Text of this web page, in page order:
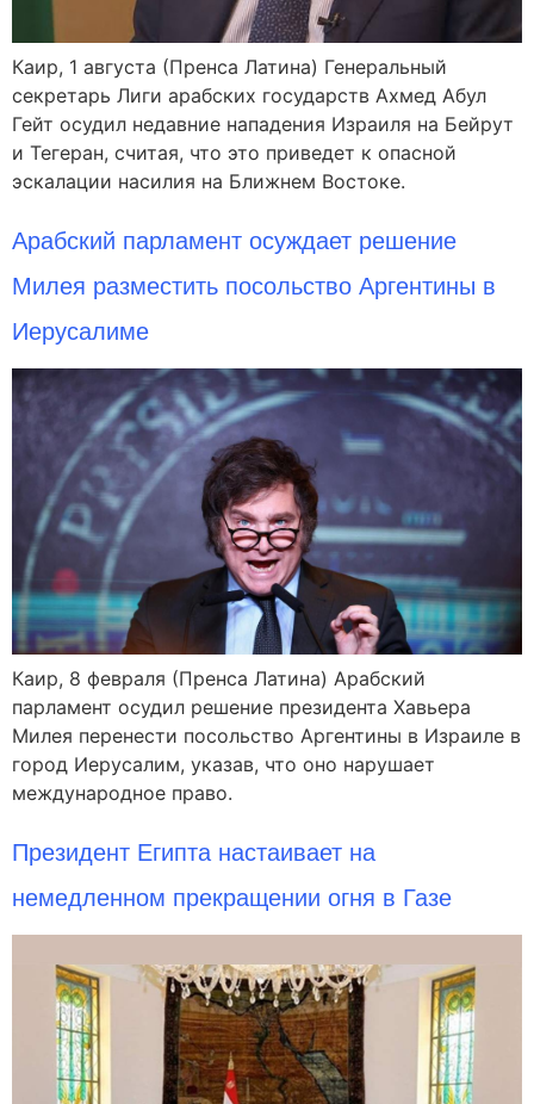
Каир, 1 августа (Пренса Латина) Генеральный
секретарь Лиги арабских государств Ахмед Абул
Гейт осудил недавние нападения Израиля на Бейрут
и Тегеран, считая, что это приведет к опасной
эскалации насилия на Ближнем Востоке.
Арабский парламент осуждает решение
Милея разместить посольство Аргентины в
Иерусалиме
Каир, 8 февраля (Пренса Латина) Арабский
парламент осудил решение президента Хавьера
Милея перенести посольство Аргентины в Израиле в
город Иерусалим, указав, что оно нарушает
международное право.
Президент Египта настаивает на
немедленном прекращении огня в Газе